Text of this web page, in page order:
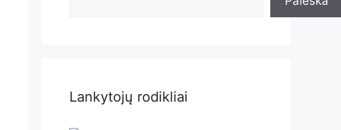
Lankytojų rodikliai